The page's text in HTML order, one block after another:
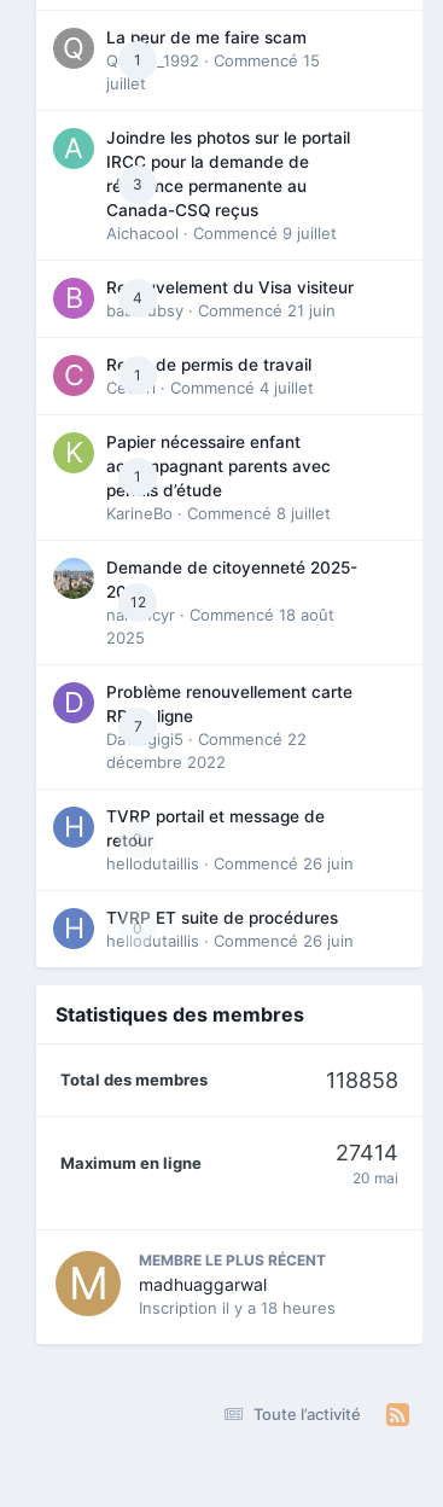
1
La peur de me faire scam
Queen_1992 · Commencé 15
juillet
3
Joindre les photos sur le portail
IRCC pour la demande de
résidence permanente au
Canada-CSQ reçus
Aichacool · Commencé 9 juillet
4
Renouvelement du Visa visiteur
babibubsy · Commencé 21 juin
1
Refus de permis de travail
Cedbri · Commencé 4 juillet
1
Papier nécessaire enfant
accompagnant parents avec
permis d’étude
KarineBo · Commencé 8 juillet
12
Demande de citoyenneté 2025-
2026
nanancyr · Commencé 18 août
2025
7
Problème renouvellement carte
RP en ligne
Davidgigi5 · Commencé 22
décembre 2022
0
TVRP portail et message de
retour
hellodutaillis · Commencé 26 juin
0
TVRP ET suite de procédures
hellodutaillis · Commencé 26 juin
Statistiques des membres
Total des membres 118858
Maximum en ligne 27414
20 mai
MEMBRE LE PLUS RÉCENT
madhuaggarwal
Inscription il y a 18 heures
Toute l’activité